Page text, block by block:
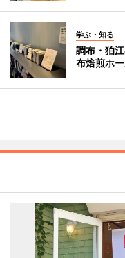
学ぶ・知る
調布・狛
布焙煎ホ